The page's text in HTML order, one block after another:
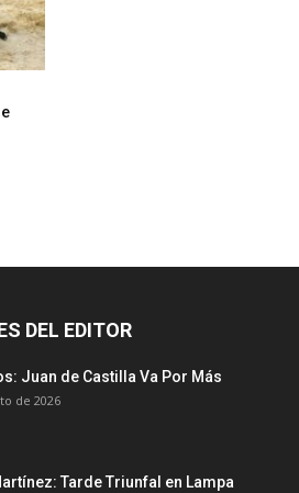
DEL EDITOR
Juan de Castilla Va Por Más
de 2026
Tarde Triunfal en Lampa